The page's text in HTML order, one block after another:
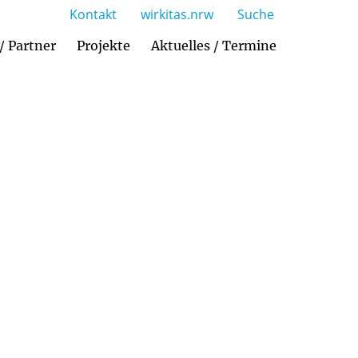
Partner Projekte Aktuelles / Termine
Kontakt wirkitas.nrw Suche